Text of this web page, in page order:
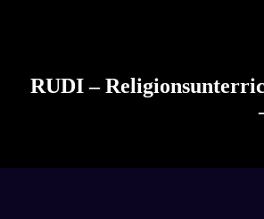
RUDI –